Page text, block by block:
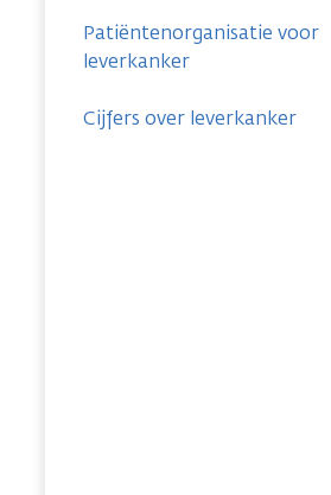
Patiëntenorganisatie voor
leverkanker
Cijfers over leverkanker